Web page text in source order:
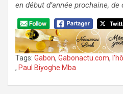
en début d’année prochaine, de
Tags: Gabon, Gabonactu.com,
, Paul Biyoghe Mba